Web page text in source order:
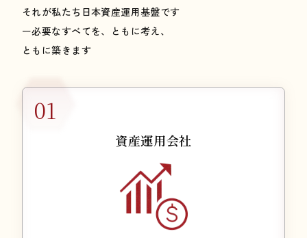
それが私たち日本資産運用基盤です
ー必要なすべてを、ともに考え、
ともに築きます
資産運用会社